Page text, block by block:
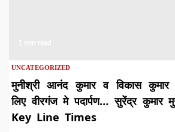
UNCATEGORIZED
मुनीश्री आनंद कुमार व विकास कुमार
लिए वीरगंज मे पदार्पण… सुरेंद्र कुमार
Key Line Times